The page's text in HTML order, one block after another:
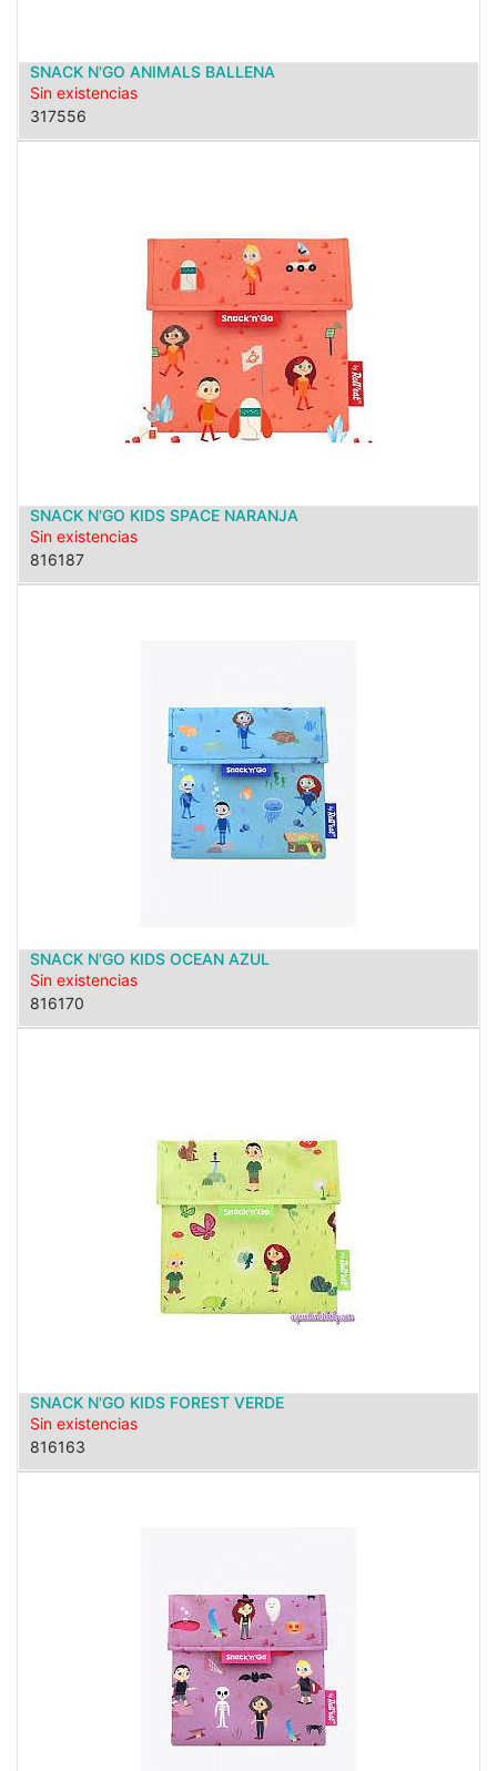
SNACK N'GO ANIMALS BALLENA
Sin existencias
317556
SNACK N'GO KIDS SPACE NARANJA
Sin existencias
816187
SNACK N'GO KIDS OCEAN AZUL
Sin existencias
816170
SNACK N'GO KIDS FOREST VERDE
Sin existencias
816163